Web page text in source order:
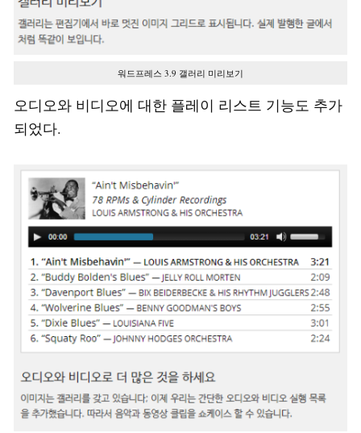
워드프레스 3.9 갤러리 미리보기
오디오와 비디오에 대한 플레이 리스트 기능도 추가
되었다.